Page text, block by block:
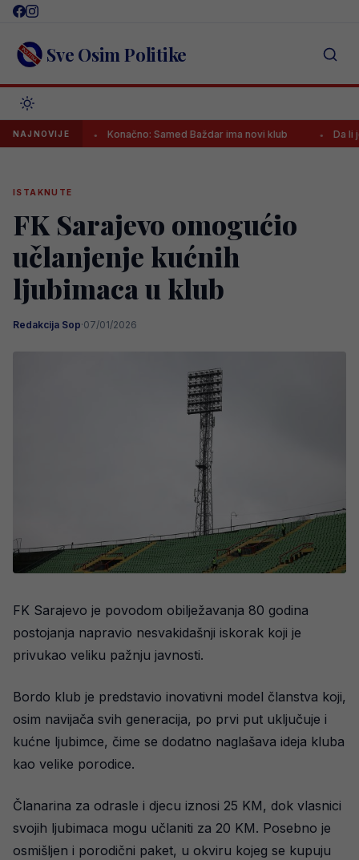
Skip
content Sve Osim Politike
NAJNOVIJEKonačno: Samed Baždar ima novi klub Da li je ovo
ISTAKNUTE
FK Sarajevo omogućio
učlanjenje kućnih
ljubimaca u klub
Redakcija Sop·07/01/2026
FK Sarajevo je povodom obilježavanja 80 godina
postojanja napravio nesvakidašnji iskorak koji je
privukao veliku pažnju javnosti.
Bordo klub je predstavio inovativni model članstva koji,
osim navijača svih generacija, po prvi put uključuje i
kućne ljubimce, čime se dodatno naglašava ideja kluba
kao velike porodice.
Članarina za odrasle i djecu iznosi 25 KM, dok vlasnici
svojih ljubimaca mogu učlaniti za 20 KM. Posebno je
osmišljen i porodični paket, u okviru kojeg se kupuju